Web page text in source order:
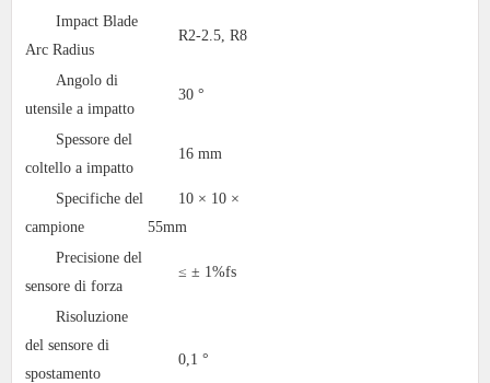
Impact Blade
Arc Radius
R2-2.5, R8
Angolo di
utensile a impatto
30 °
Spessore del
coltello a impatto
16 mm
Specifiche del
campione
10 × 10 ×
55mm
Precisione del
sensore di forza
≤ ± 1%fs
Risoluzione
del sensore di
spostamento
0,1 °